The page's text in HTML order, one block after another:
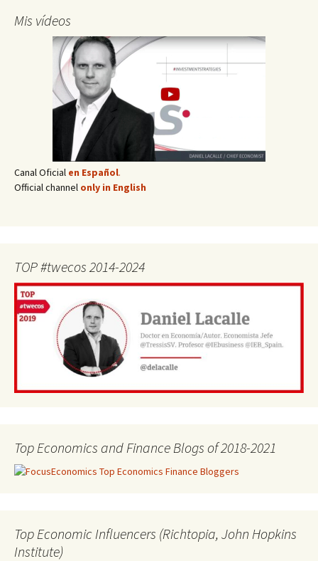
Mis vídeos
Canal Oficial en Español.
Official channel only in English
TOP #twecos 2014-2024
Top Economics and Finance Blogs of 2018-2021
Top Economic Influencers (Richtopia, John Hopkins
Institute)